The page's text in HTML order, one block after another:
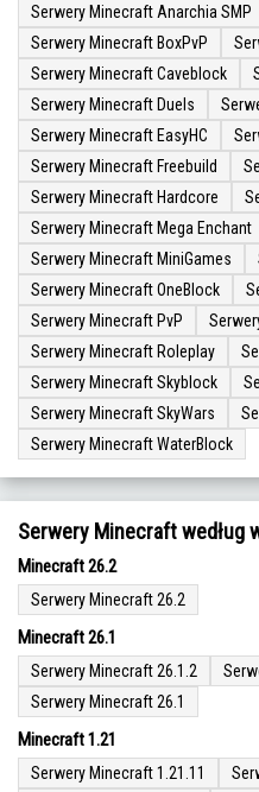
Serwery Minecraft Anarchia SMP
Serwery Minecraft BoxPvP
Serwery Minecraft Caveblock
Serwery Minecraft Duels
Serwery Minecraft EasyHC
Serwery Minecraft Freebuild
Serwery Minecraft Hardcore
Serwery Minecraft Mega Enchant
Serwery Minecraft MiniGames
Serwery Minecraft OneBlock
Serwery Minecraft PvP
Serwery Minecraft Roleplay
Serwery Minecraft Skyblock
Serwery Minecraft SkyWars
Serwery Minecraft WaterBlock
Serwery Minecraft według
Minecraft 26.2
Serwery Minecraft 26.2
Minecraft 26.1
Serwery Minecraft 26.1.2
Serwery Minecraft 26.1
Minecraft 1.21
Serwery Minecraft 1.21.11